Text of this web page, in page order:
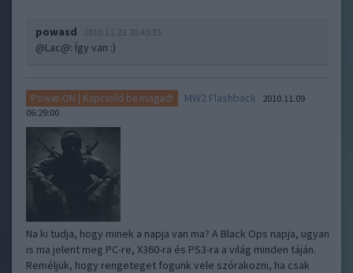
powasd 2010.11.22 20:45:35
@Lac@: Így van :)
Power-ON | Kapcsold be magad! MW2 Flashback
2010.11.09
06:29:00
Na ki tudja, hogy minek a napja van ma? A Black Ops napja, ugyan
is ma jelent meg PC-re, X360-ra és PS3-ra a világ minden táján.
Reméljük, hogy rengeteget fogunk vele szórakozni, ha csak